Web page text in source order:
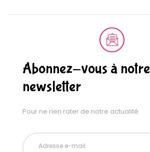
Abonnez-vous à notre
newsletter
Pour ne rien rater de notre actualité